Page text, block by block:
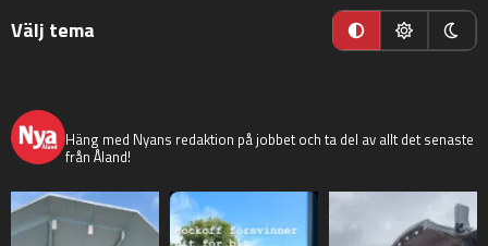
Välj tema
Häng med Nyans redaktion på jobbet och ta del av allt det senaste
från Åland!